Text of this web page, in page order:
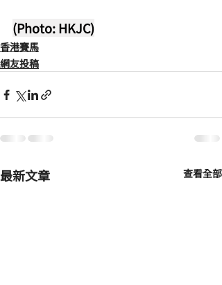
(Photo: HKJC)
香港賽馬
網友投稿
最新文章 查看全部